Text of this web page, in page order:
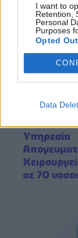
I want to
Retention,
Personal
Purposes
Opted Out
Data